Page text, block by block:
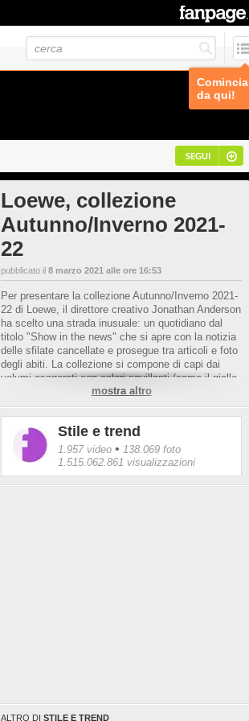
Comincia
da qui!
SEGUI
Loewe, collezione
Autunno/Inverno 2021-
22
pubblicato il 8 marzo 2021 alle ore 16:53
Per presentare la collezione Autunno/Inverno 2021-
22 di Loewe, il direttore creativo Jonathan Anderson
ha scelto una strada inusuale: un quotidiano dal
titolo "Show in the news" che si apre con la notizia
delle sfilate cancellate e prosegue tra articoli e foto
degli abiti. La collezione si compone di capi dai
volumi esagerati con colori squillanti (come il giallo
saturo che domina la collezione): una carica di
energia per accendere l'inverno.
mostra altro
Stile e trend
1.957 video • 138.069 foto
1.515.062.861 visualizzazioni
ALTRO DI STILE E TREND